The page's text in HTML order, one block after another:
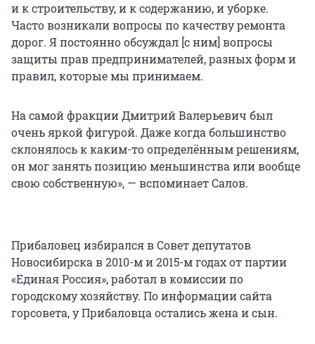
и к строительству, и к содержанию, и уборке.
Часто возникали вопросы по качеству ремонта
дорог. Я постоянно обсуждал [с ним] вопросы
защиты прав предпринимателей, разных форм и
правил, которые мы принимаем.
На самой фракции Дмитрий Валерьевич был
очень яркой фигурой. Даже когда большинство
склонялось к каким-то определённым решениям,
он мог занять позицию меньшинства или вообще
свою собственную», — вспоминает Салов.
Прибаловец избирался в Совет депутатов
Новосибирска в 2010-м и 2015-м годах от партии
«Единая Россия», работал в комиссии по
городскому хозяйству. По информации сайта
горсовета, у Прибаловца остались жена и сын.